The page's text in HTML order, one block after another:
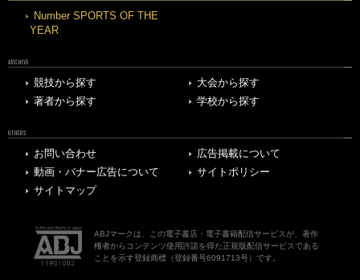
Number SPORTS OF THE
YEAR
ARCHIVE
競技から探す
大会から探す
著者から探す
学校から探す
OTHERS
お問い合わせ
広告掲載について
動画・バナー広告について
サイトポリシー
サイトマップ
ABJマークは、この電子書店・電子書籍配信サービスが、著作
権者からコンテンツ使用許諾を得た正規版配信サービスである
ことを示す登録商標（登録番号6091713号）です。